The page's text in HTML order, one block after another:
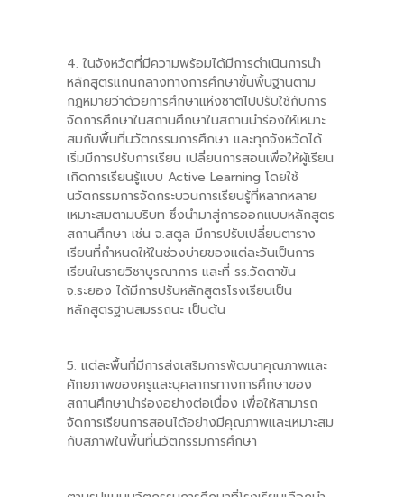
4. ในจังหวัดที่มีความพร้อมได้มีการดำเนินการนำ
หลักสูตรแกนกลางทางการศึกษาขั้นพื้นฐานตาม
กฎหมายว่าด้วยการศึกษาแห่งชาติไปปรับใช้กับการ
จัดการศึกษาในสถานศึกษาในสถานนำร่องให้เหมาะ
สมกับพื้นที่นวัตกรรมการศึกษา และทุกจังหวัดได้
เริ่มมีการปรับการเรียน เปลี่ยนการสอนเพื่อให้ผู้เรียน
เกิดการเรียนรู้แบบ Active Learning โดยใช้
นวัตกรรมการจัดกระบวนการเรียนรู้ที่หลากหลาย
เหมาะสมตามบริบท ซึ่งนำมาสู่การออกแบบหลักสูตร
สถานศึกษา เช่น จ.สตูล มีการปรับเปลี่ยนตาราง
เรียนที่กำหนดให้ในช่วงบ่ายของแต่ละวันเป็นการ
เรียนในรายวิชาบูรณาการ และที่ รร.วัดตาขัน
จ.ระยอง ได้มีการปรับหลักสูตรโรงเรียนเป็น
หลักสูตรฐานสมรรถนะ เป็นต้น
5. แต่ละพื้นที่มีการส่งเสริมการพัฒนาคุณภาพและ
ศักยภาพของครูและบุคลากรทางการศึกษาของ
สถานศึกษานำร่องอย่างต่อเนื่อง เพื่อให้สามารถ
จัดการเรียนการสอนได้อย่างมีคุณภาพและเหมาะสม
กับสภาพในพื้นที่นวัตกรรมการศึกษา